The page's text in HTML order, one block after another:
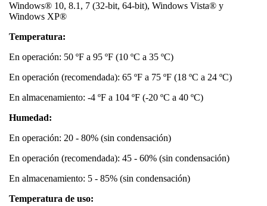
Windows® 10, 8.1, 7 (32-bit, 64-bit), Windows Vista® y
Windows XP®
Temperatura:
En operación: 50 ºF a 95 ºF (10 ºC a 35 ºC)
En operación (recomendada): 65 ºF a 75 ºF (18 ºC a 24 ºC)
En almacenamiento: -4 ºF a 104 ºF (-20 ºC a 40 ºC)
Humedad:
En operación: 20 - 80% (sin condensación)
En operación (recomendada): 45 - 60% (sin condensación)
En almacenamiento: 5 - 85% (sin condensación)
Temperatura de uso: